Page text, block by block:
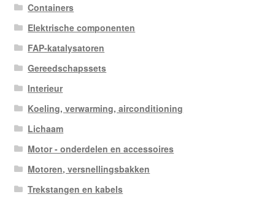
Containers
Elektrische componenten
FAP-katalysatoren
Gereedschapssets
Interieur
Koeling, verwarming, airconditioning
Lichaam
Motor - onderdelen en accessoires
Motoren, versnellingsbakken
Trekstangen en kabels